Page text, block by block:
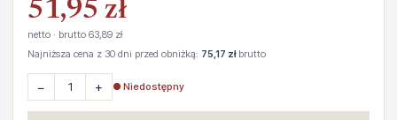
51,95 zł
netto · brutto 63,89 zł
Najniższa cena z 30 dni przed obniżką: 75,17 złbrutto
− + ● Niedostępny